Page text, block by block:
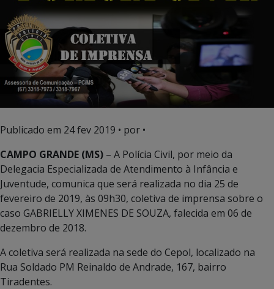
Publicado em 24 fev 2019 • por •
CAMPO GRANDE (MS) – A Polícia Civil, por meio da
Delegacia Especializada de Atendimento à Infância e
Juventude, comunica que será realizada no dia 25 de
fevereiro de 2019, às 09h30, coletiva de imprensa sobre o
caso GABRIELLY XIMENES DE SOUZA, falecida em 06 de
dezembro de 2018.
A coletiva será realizada na sede do Cepol, localizado na
Rua Soldado PM Reinaldo de Andrade, 167, bairro
Tiradentes.